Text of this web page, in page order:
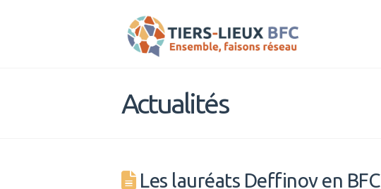
Tiers-
Lieux
BFC
Actualités
Les lauréats Deffinov en BFC